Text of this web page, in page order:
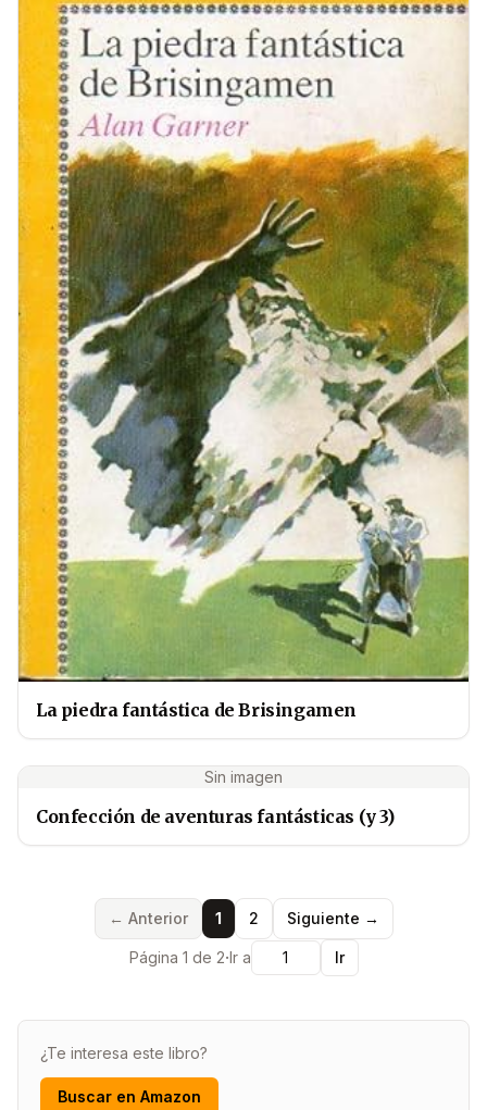
La piedra fantástica de Brisingamen
Sin imagen
Confección de aventuras fantásticas (y 3)
← Anterior 1 2 Siguiente →
Página 1 de 2·Ir a Ir
¿Te interesa este libro?
Buscar en Amazon